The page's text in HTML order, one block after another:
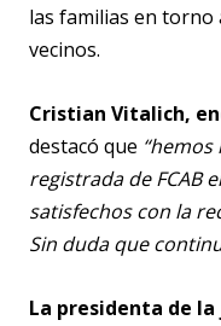
las familias en torno
vecinos.
Cristian Vitalich,
destacó que
registrada de FCAB
satisfechos con la
Sin duda que
La presidenta de